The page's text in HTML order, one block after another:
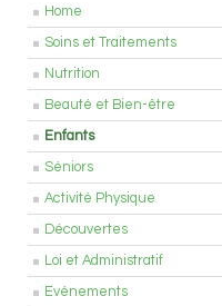
Home
Soins et Traitements
Nutrition
Beauté et Bien-être
Enfants
Séniors
Activité Physique
Découvertes
Loi et Administratif
Evénements